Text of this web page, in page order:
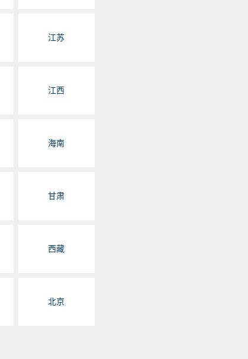
江苏
江西
海南
甘肃
西藏
北京